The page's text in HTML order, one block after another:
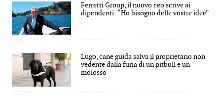
Ferretti Group, il nuovo ceo scrive ai
dipendenti: “Ho bisogno delle vostre idee”
Lugo, cane guida salva il proprietario non
vedente dalla furia di un pitbull e un
molosso